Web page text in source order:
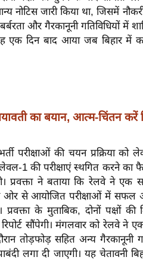
नोटिस जारी किया था, जिसमें
और गैरकानूनी गतिविधियों में
एक दिन बाद आया जब बिहार में कई
का बयान, आत्म-चिंतन करें
परीक्षाओं की चयन प्रक्रिया को
1 की परीक्षाएं स्थगित करने का
प्रवक्ता ने बताया कि रेलवे ने एक
से आयोजित परीक्षाओं में सफल और
प्रवक्ता के मुताबिक, दोनों पक्षों
सौंपेगी। मंगलवार को रेलवे ने एक
तोड़फोड़ सहित अन्य गैरकानूनी
लगा दी जाएगी। यह चेतावनी